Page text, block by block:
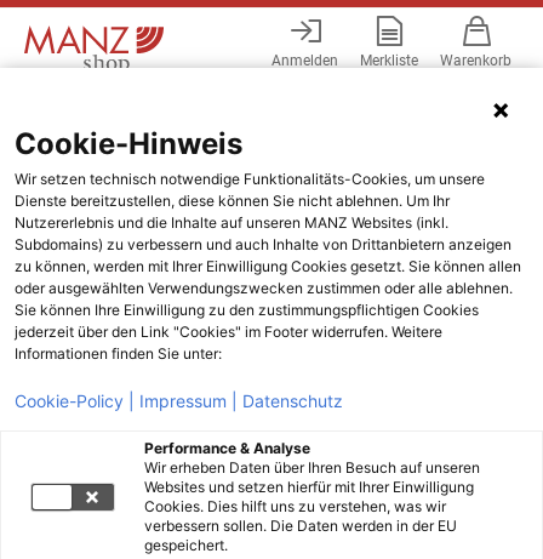
Anmelden Merkliste Warenkorb
Cookie-Hinweis
Wir setzen technisch notwendige Funktionalitäts-Cookies, um unsere
Dienste bereitzustellen, diese können Sie nicht ablehnen. Um Ihr
Nutzererlebnis und die Inhalte auf unseren MANZ Websites (inkl.
Subdomains) zu verbessern und auch Inhalte von Drittanbietern anzeigen
zu können, werden mit Ihrer Einwilligung Cookies gesetzt. Sie können allen
oder ausgewählten Verwendungszwecken zustimmen oder alle ablehnen.
Sie können Ihre Einwilligung zu den zustimmungspflichtigen Cookies
jederzeit über den Link "Cookies" im Footer widerrufen. Weitere
Informationen finden Sie unter:
Cookie-Policy | Impressum | Datenschutz
Performance & Analyse
Wir erheben Daten über Ihren Besuch auf unseren
Websites und setzen hierfür mit Ihrer Einwilligung
Cookies. Dies hilft uns zu verstehen, was wir
verbessern sollen. Die Daten werden in der EU
gespeichert.